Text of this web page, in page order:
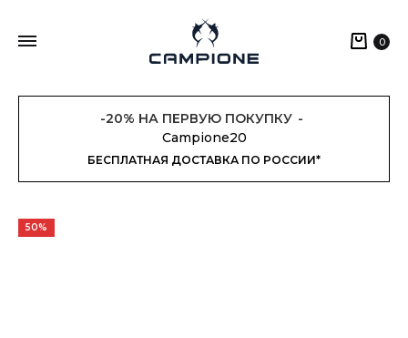
0
-20% НА ПЕРВУЮ ПОКУПКУ
Campione20
БЕСПЛАТНАЯ ДОСТАВКА ПО РОССИИ*
50%